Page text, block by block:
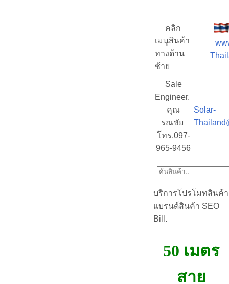
คลิก
เมนูสินค้า
ทางด้าน
ซ้าย
Sale
Engineer.
คุณ
รณชัย
โทร.097-
965-9456
Solar-
บริการโปรโมทสินค้า
แบรนด์สินค้า SEO
Bill.
50 เมตร
สาย